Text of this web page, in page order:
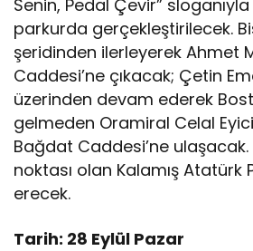
Senin, Pedal Çevir”
parkurda gerçekleştirilecek.
şeridinden ilerleyerek Ahmet
Caddesi’ne çıkacak; Çetin
üzerinden devam ederek
gelmeden Oramiral Celal
Bağdat Caddesi’ne ulaşacak.
noktası olan Kalamış Atatürk
erecek.
Tarih: 28 Eylül Pazar